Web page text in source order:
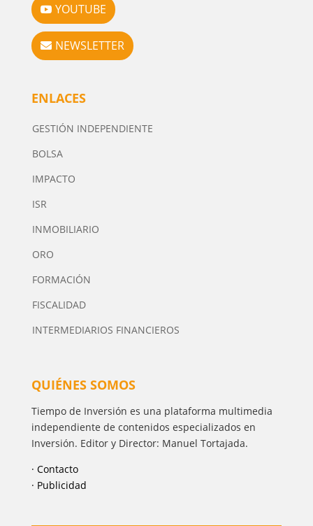
YOUTUBE
NEWSLETTER
ENLACES
GESTIÓN INDEPENDIENTE
BOLSA
IMPACTO
ISR
INMOBILIARIO
ORO
FORMACIÓN
FISCALIDAD
INTERMEDIARIOS FINANCIEROS
QUIÉNES SOMOS
Tiempo de Inversión es una plataforma multimedia
independiente de contenidos especializados en
Inversión. Editor y Director: Manuel Tortajada.
· Contacto
· Publicidad